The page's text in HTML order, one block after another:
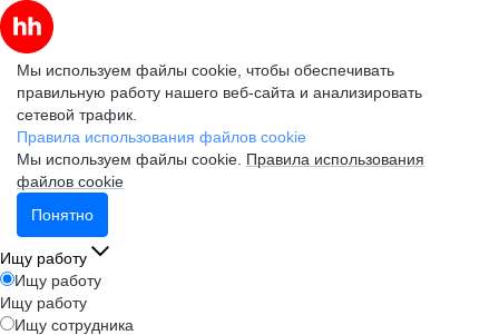
Мы используем файлы cookie, чтобы обеспечивать
правильную работу нашего веб-сайта и анализировать
сетевой трафик.
Правила использования файлов cookie
Мы используем файлы cookie. Правила использования
файлов cookie
Понятно
Ищу работу
Ищу работу
Ищу работу
Ищу сотрудника